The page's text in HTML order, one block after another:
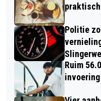
Politie
Ruim